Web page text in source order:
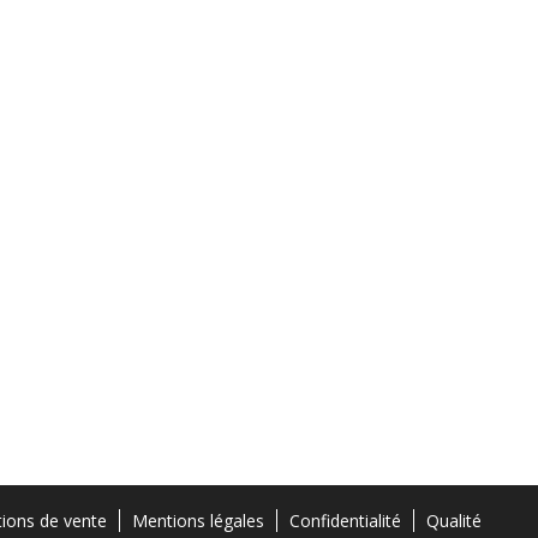
de vente Mentions légales Confidentialité
Qualité